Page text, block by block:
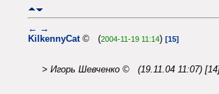
← →
KilkennyCat© (2004-11-19 11:14) [15]
> Игорь Шевченко © (19.11.04 11:07)